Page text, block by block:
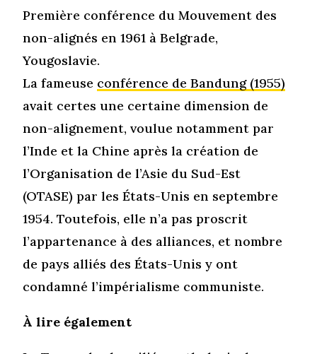
Première conférence du Mouvement des
non-alignés en 1961 à Belgrade,
Yougoslavie.
La fameuse conférence de Bandung (1955)
avait certes une certaine dimension de
non-alignement, voulue notamment par
l’Inde et la Chine après la création de
l’Organisation de l’Asie du Sud-Est
(OTASE) par les États-Unis en septembre
1954. Toutefois, elle n’a pas proscrit
l’appartenance à des alliances, et nombre
de pays alliés des États-Unis y ont
condamné l’impérialisme communiste.
À lire également